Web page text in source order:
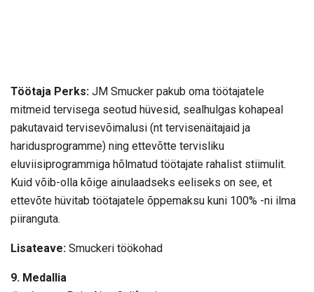
Töötaja Perks: JM Smucker pakub oma töötajatele
mitmeid tervisega seotud hüvesid, sealhulgas kohapeal
pakutavaid tervisevõimalusi (nt tervisenäitajaid ja
haridusprogramme) ning ettevõtte tervisliku
eluviisiprogrammiga hõlmatud töötajate rahalist stiimulit.
Kuid võib-olla kõige ainulaadseks eeliseks on see, et
ettevõte hüvitab töötajatele õppemaksu kuni 100% -ni ilma
piiranguta.
Lisateave: Smuckeri töökohad
9. Medallia